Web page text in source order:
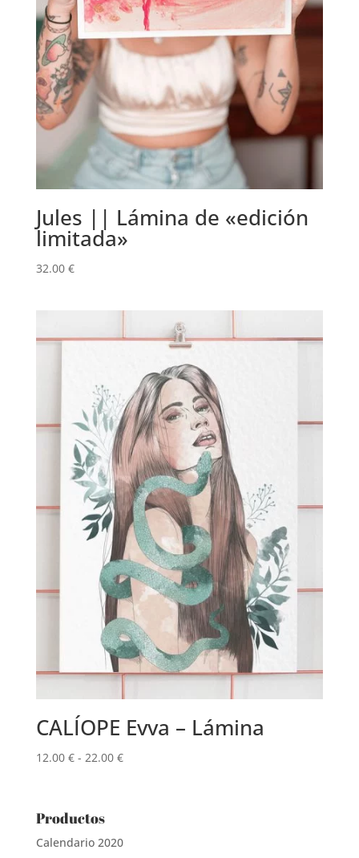
Jules || Lámina de «edición
limitada»
32.00 €
CALÍOPE Evva – Lámina
12.00 € - 22.00 €Rango
hasta
Productos
Calendario 2020